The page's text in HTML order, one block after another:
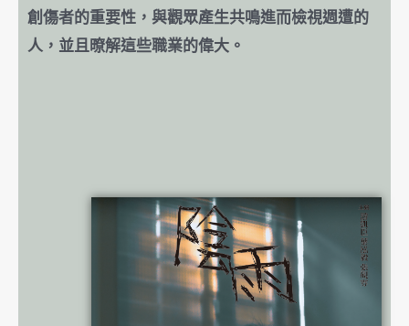
創傷者的重要性，與觀眾產生共鳴進而檢視週遭的
人，並且暸解這些職業的偉大。